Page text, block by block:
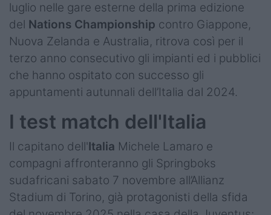
luglio nelle gare esterne della prima edizione
del Nations Championship contro Giappone,
Nuova Zelanda e Australia, ritrova così per il
terzo anno consecutivo gli impianti ed i pubblici
che hanno ospitato con successo gli
appuntamenti autunnali dell’Italia dal 2024.
I test match dell'Italia
Il capitano dell'Italia Michele Lamaro e
compagni affronteranno gli Springboks
sudafricani sabato 7 novembre all’Allianz
Stadium di Torino, già protagonisti della sfida